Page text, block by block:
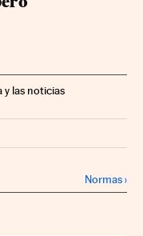
y las noticias
Normas›